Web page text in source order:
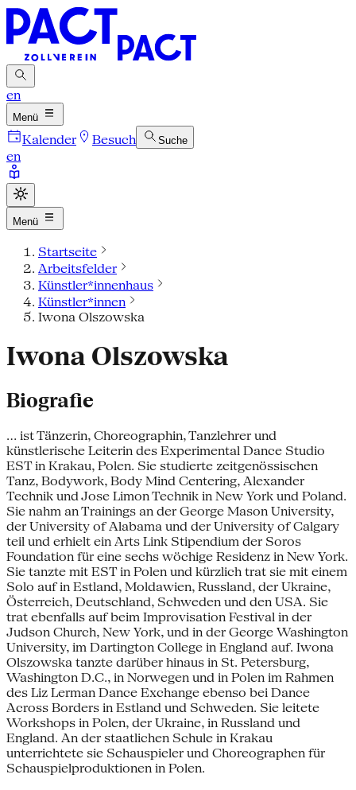
en
Menü
Kalender Besuch Suche
en
Menü
Startseite
Arbeitsfelder
Künstler*innenhaus
Künstler*innen
Iwona Olszowska
Iwona Olszowska
Biografie
... ist Tänzerin, Choreographin, Tanzlehrer und
künstlerische Leiterin des Experimental Dance Studio
EST in Krakau, Polen. Sie studierte zeitgenössischen
Tanz, Bodywork, Body Mind Centering, Alexander
Technik und Jose Limon Technik in New York und Poland.
Sie nahm an Trainings an der George Mason University,
der University of Alabama und der University of Calgary
teil und erhielt ein Arts Link Stipendium der Soros
Foundation für eine sechs wöchige Residenz in New York.
Sie tanzte mit EST in Polen und kürzlich trat sie mit einem
Solo auf in Estland, Moldawien, Russland, der Ukraine,
Österreich, Deutschland, Schweden und den USA. Sie
trat ebenfalls auf beim Improvisation Festival in der
Judson Church, New York, und in der George Washington
University, im Dartington College in England auf. Iwona
Olszowska tanzte darüber hinaus in St. Petersburg,
Washington D.C., in Norwegen und in Polen im Rahmen
des Liz Lerman Dance Exchange ebenso bei Dance
Across Borders in Estland und Schweden. Sie leitete
Workshops in Polen, der Ukraine, in Russland und
England. An der staatlichen Schule in Krakau
unterrichtete sie Schauspieler und Choreographen für
Schauspielproduktionen in Polen.